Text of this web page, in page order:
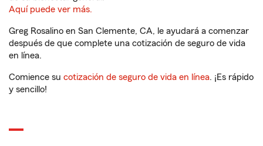
Aquí puede ver más.
Greg Rosalino en San Clemente, CA, le ayudará a comenzar
después de que complete una cotización de seguro de vida
en línea.
Comience su cotización de seguro de vida en línea. ¡Es rápido
y sencillo!